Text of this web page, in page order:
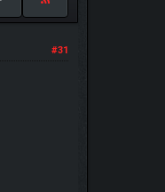
#31